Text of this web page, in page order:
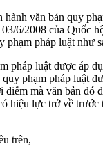
văn bản quy
6/2008 của Quốc
phạm pháp luật như
pháp luật được áp
phạm pháp luật
điểm mà văn bản đó
hiệu lực trở về trước
trên,